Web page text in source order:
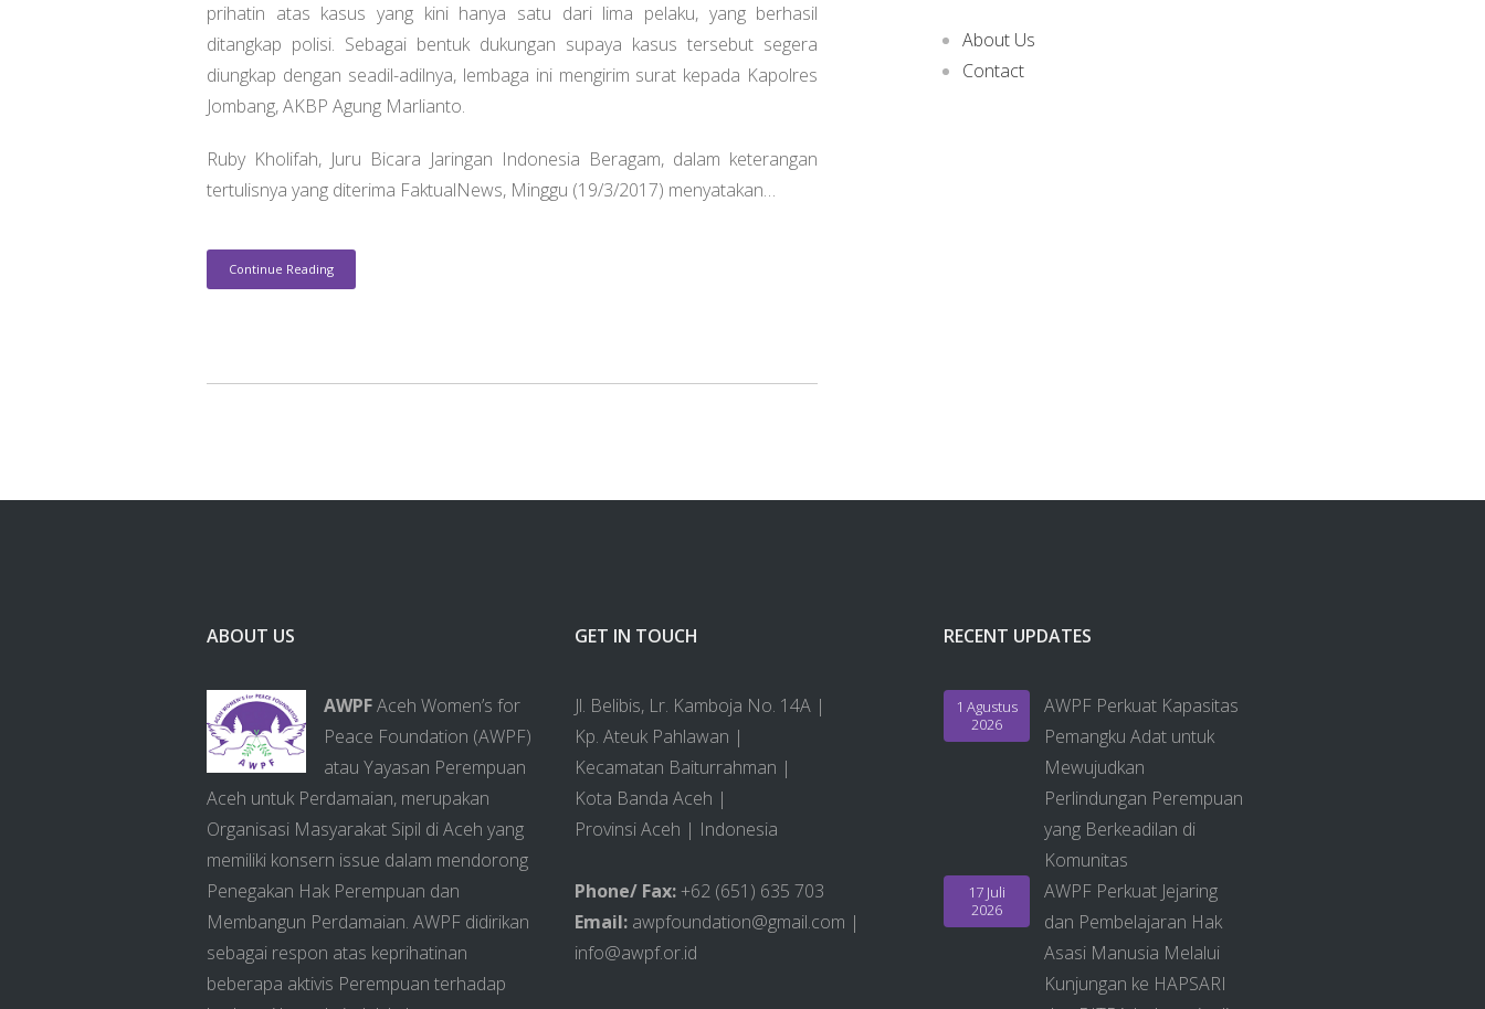
prihatin atas kasus yang kini hanya satu dari lima pelaku, yang berhasil
ditangkap polisi. Sebagai bentuk dukungan supaya kasus tersebut segera
diungkap dengan seadil-adilnya, lembaga ini mengirim surat kepada Kapolres
Jombang, AKBP Agung Marlianto.
Ruby Kholifah, Juru Bicara Jaringan Indonesia Beragam, dalam keterangan
tertulisnya yang diterima FaktualNews, Minggu (19/3/2017) menyatakan…
Continue Reading
About Us
Contact
ABOUT US
AWPFAceh Women’s for
Peace Foundation (AWPF)
atau Yayasan Perempuan
Aceh untuk Perdamaian, merupakan
Organisasi Masyarakat Sipil di Aceh yang
memiliki konsern issue dalam mendorong
Penegakan Hak Perempuan dan
Membangun Perdamaian. AWPF didirikan
sebagai respon atas keprihatinan
beberapa aktivis Perempuan terhadap
GET IN TOUCH
Jl. Belibis, Lr. Kamboja No. 14A |
Kp. Ateuk Pahlawan |
Kecamatan Baiturrahman |
Kota Banda Aceh |
Provinsi Aceh | Indonesia
Phone/ Fax:+62 (651) 635 703
Email: awpfoundation@gmail.com |
info@awpf.or.id
RECENT UPDATES
AWPF Perkuat Kapasitas
Pemangku Adat untuk
Mewujudkan
Perlindungan Perempuan
yang Berkeadilan di
Komunitas
1 Agustus
2026
AWPF Perkuat Jejaring
dan Pembelajaran Hak
Asasi Manusia Melalui
Kunjungan ke HAPSARI
17 Juli
2026